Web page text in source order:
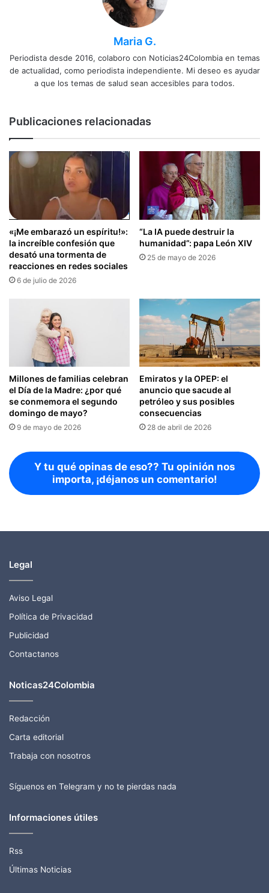
Maria G.
Periodista desde 2016, colaboro con Noticias24Colombia en temas
de actualidad, como periodista independiente. Mi deseo es ayudar
a que los temas de salud sean accesibles para todos.
Publicaciones relacionadas
«¡Me embarazó un espíritu!»:
la increíble confesión que
desató una tormenta de
reacciones en redes sociales
6 de julio de 2026
“La IA puede destruir la
humanidad”: papa León XIV
25 de mayo de 2026
Millones de familias celebran
el Día de la Madre: ¿por qué
se conmemora el segundo
domingo de mayo?
9 de mayo de 2026
Emiratos y la OPEP: el
anuncio que sacude al
petróleo y sus posibles
consecuencias
28 de abril de 2026
Y tu qué opinas de eso?? Tu opinión nos
importa, ¡déjanos un comentario!
Legal
Aviso Legal
Política de Privacidad
Publicidad
Contactanos
Noticas24Colombia
Redacción
Carta editorial
Trabaja con nosotros
Síguenos en Telegram y no te pierdas nada
Informaciones útiles
Rss
Últimas Noticias